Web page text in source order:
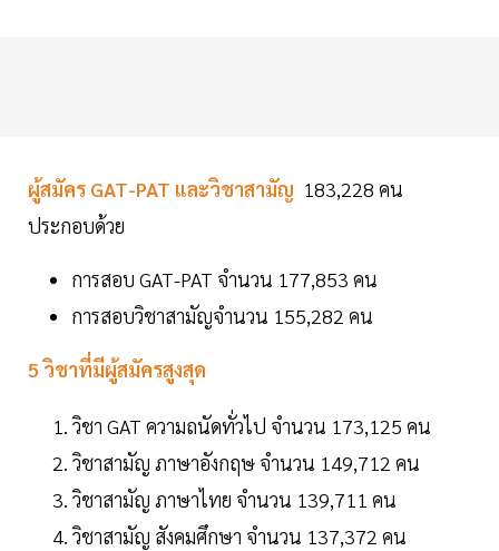
ผู้สมัคร GAT-PAT และวิชาสามัญ 183,228 คน
ประกอบด้วย
การสอบ GAT-PAT จำนวน 177,853 คน
การสอบวิชาสามัญจำนวน 155,282 คน
5 วิชาที่มีผู้สมัครสูงสุด
วิชา GAT ความถนัดทั่วไป จำนวน 173,125 คน
วิชาสามัญ ภาษาอังกฤษ จำนวน 149,712 คน
วิชาสามัญ ภาษาไทย จำนวน 139,711 คน
วิชาสามัญ สังคมศึกษา จำนวน 137,372 คน